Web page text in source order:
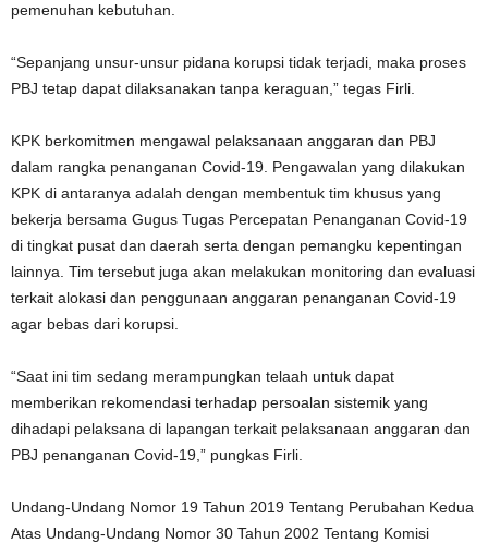
pemenuhan kebutuhan.
“Sepanjang unsur-unsur pidana korupsi tidak terjadi, maka proses
PBJ tetap dapat dilaksanakan tanpa keraguan,” tegas Firli.
KPK berkomitmen mengawal pelaksanaan anggaran dan PBJ
dalam rangka penanganan Covid-19. Pengawalan yang dilakukan
KPK di antaranya adalah dengan membentuk tim khusus yang
bekerja bersama Gugus Tugas Percepatan Penanganan Covid-19
di tingkat pusat dan daerah serta dengan pemangku kepentingan
lainnya. Tim tersebut juga akan melakukan monitoring dan evaluasi
terkait alokasi dan penggunaan anggaran penanganan Covid-19
agar bebas dari korupsi.
“Saat ini tim sedang merampungkan telaah untuk dapat
memberikan rekomendasi terhadap persoalan sistemik yang
dihadapi pelaksana di lapangan terkait pelaksanaan anggaran dan
PBJ penanganan Covid-19,” pungkas Firli.
Undang-Undang Nomor 19 Tahun 2019 Tentang Perubahan Kedua
Atas Undang-Undang Nomor 30 Tahun 2002 Tentang Komisi